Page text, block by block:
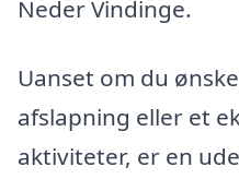
Neder Vindinge.
Uanset om du
afslapning eller et
aktiviteter, er en